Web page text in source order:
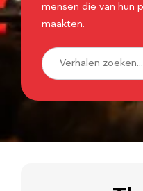
mensen die van hun
maakten.